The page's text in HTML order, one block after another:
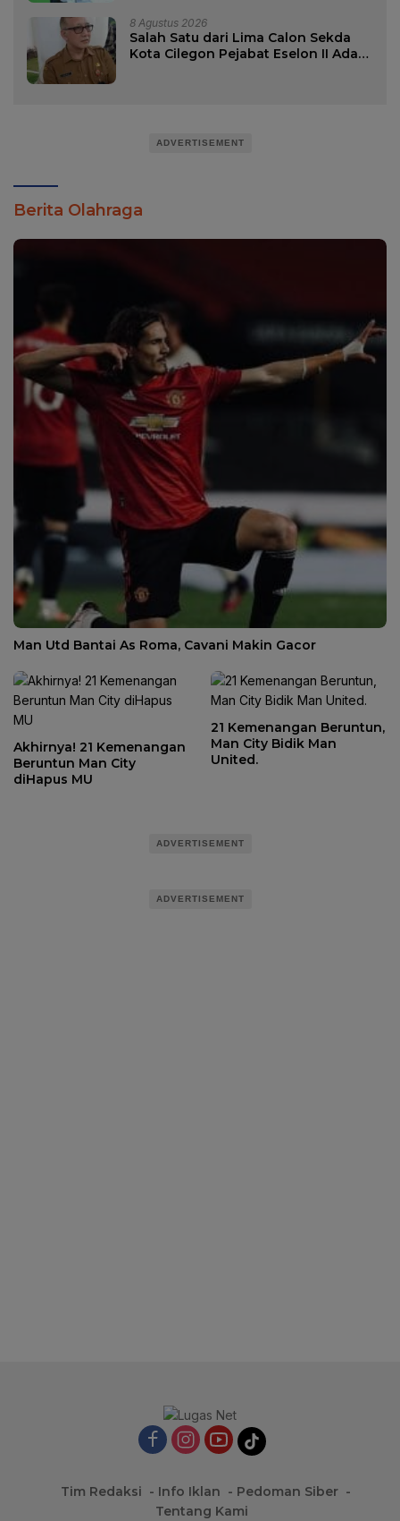
8 Agustus 2026
Salah Satu dari Lima Calon Sekda
Kota Cilegon Pejabat Eselon II Ada
ADVERTISEMENT
Berita Olahraga
Man Utd Bantai As Roma, Cavani Makin Gacor
Akhirnya! 21 Kemenangan
Beruntun Man City
diHapus MU
21 Kemenangan Beruntun,
Man City Bidik Man
United.
ADVERTISEMENT
ADVERTISEMENT
Tim Redaksi Info Iklan
Pedoman Siber
Tentang Kami